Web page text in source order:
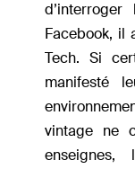
Facebook, il
Tech. Si
manifesté
vintage ne
enseignes,